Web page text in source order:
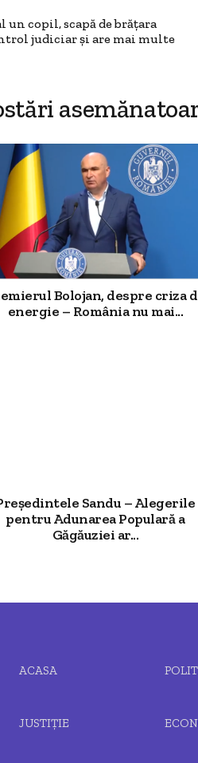
copil, scapă de brățara
judiciar şi are mai multe
Bolojan, despre criza
energie – România nu mai...
Sandu – Alegerile
pentru Adunarea Populară a
Găgăuziei ar...
ACASA
JUSTIȚIE